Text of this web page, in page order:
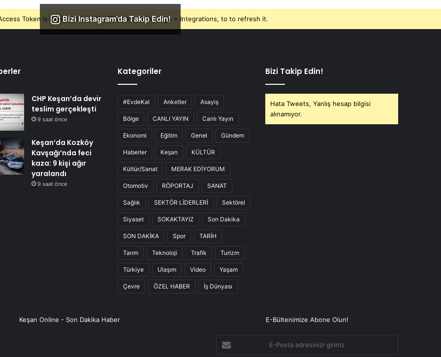
Bizi Instagram'da Takip Edin!
Token is expired, Go to the Theme options page > Integrations, to to refresh it.
CHP Keşan’da devir
teslim gerçekleşti
9 saat önce
Keşan’da Kozköy
Kavşağı’nda feci
kaza: 9 kişi ağır
yaralandı
9 saat önce
Kategoriler
#EvdeKal Anketler Asayiş
Bölge CANLI YAYIN Canlı Yayın
Ekonomi Eğitim Genel Gündem
Haberler Keşan KÜLTÜR
Kültür/Sanat MERAK EDİYORUM
Otomotiv RÖPORTAJ SANAT
Sağlık SEKTÖR LİDERLERİ Sektörel
Siyaset SOKAKTAYIZ Son Dakika
SON DAKİKA Spor TARİH
Tarım Teknoloji Trafik Turizm
Türkiye Ulaşım Video Yaşam
Çevre ÖZEL HABER İş Dünyası
Bizi Takip Edin!
Hata Tweets, Yanlış hesap bilgisi
alınamıyor.
Keşan Online - Son Dakika Haber E-Bültenimize Abone Olun!
Posta